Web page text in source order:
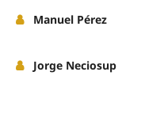
Manuel Pérez
Jorge Neciosup